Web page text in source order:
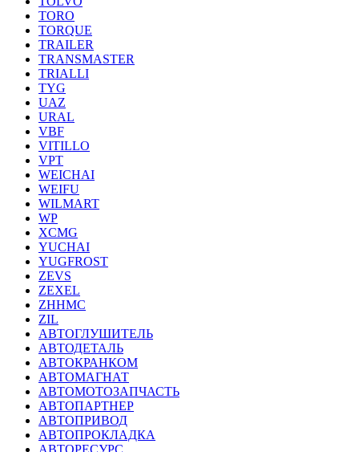
TORO
TORQUE
TRAILER
TRANSMASTER
TRIALLI
TYG
UAZ
URAL
VBF
VITILLO
VPT
WEICHAI
WEIFU
WILMART
WP
XCMG
YUCHAI
YUGFROST
ZEVS
ZEXEL
ZHHMC
ZIL
АВТОГЛУШИТЕЛЬ
АВТОДЕТАЛЬ
АВТОКРАНКОМ
АВТОМАГНАТ
АВТОМОТОЗАПЧАСТЬ
АВТОПАРТНЕР
АВТОПРИВОД
АВТОПРОКЛАДКА